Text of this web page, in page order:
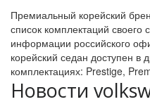
Премиальный корейский
список комплектаций
информации российского
корейский седан доступен в
комплектациях: Prestige,
Новости